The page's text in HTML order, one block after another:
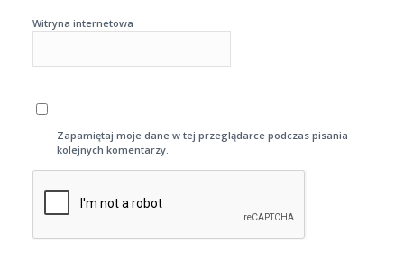
Witryna internetowa
Zapamiętaj moje dane w tej przeglądarce podczas pisania
kolejnych komentarzy.